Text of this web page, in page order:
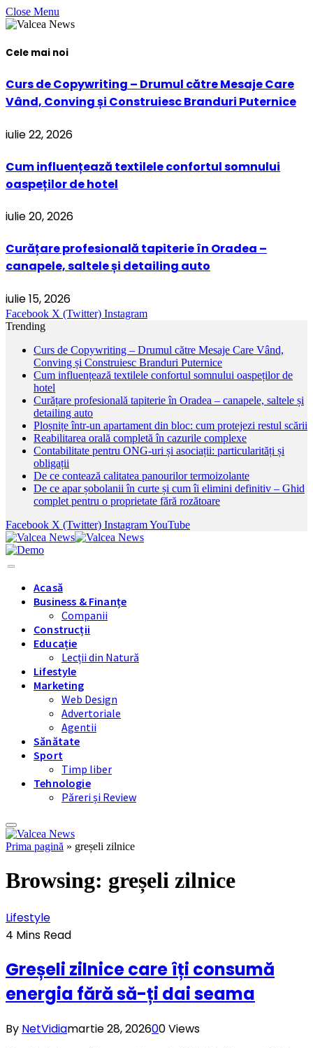
Close Menu
Cele mai noi
Curs de Copywriting – Drumul către Mesaje Care
Vând, Conving și Construiesc Branduri Puternice
iulie 22, 2026
Cum influențează textilele confortul somnului
oaspeților de hotel
iulie 20, 2026
Curățare profesională tapiterie în Oradea –
canapele, saltele și detailing auto
iulie 15, 2026
Facebook X (Twitter) Instagram
Trending
Curs de Copywriting – Drumul către Mesaje Care Vând,
Conving și Construiesc Branduri Puternice
Cum influențează textilele confortul somnului oaspeților de
hotel
Curățare profesională tapiterie în Oradea – canapele, saltele și
detailing auto
Ploșnițe într-un apartament din bloc: cum protejezi restul scării
Reabilitarea orală completă în cazurile complexe
Contabilitate pentru ONG-uri și asociații: particularități și
obligații
De ce contează calitatea panourilor termoizolante
De ce apar șobolanii în curte și cum îi elimini definitiv – Ghid
complet pentru o proprietate fără rozătoare
Facebook X (Twitter) InstagramYouTube
Acasă
Business & Finanțe
Companii
Construcții
Educație
Lecții din Natură
Lifestyle
Marketing
Web Design
Advertoriale
Agentii
Sănătate
Sport
Timp liber
Tehnologie
Păreri și Review
Prima pagină » greșeli zilnice
Browsing: greșeli zilnice
Lifestyle
4 Mins Read
Greșeli zilnice care îți consumă
energia fără să-ți dai seama
By NetVidiamartie 28, 202600Views